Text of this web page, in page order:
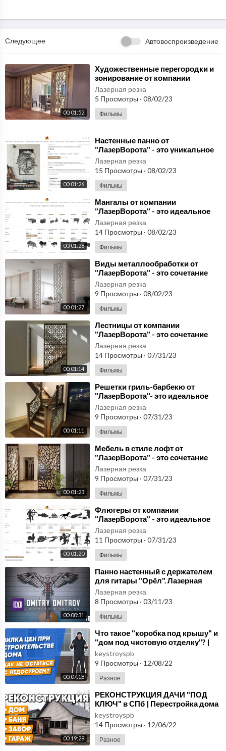
Ещё больше видео в Telegram: https://t.me/joinchat/AAAAAFS
LtWuTV76PCkFUsQ
Следующее Автовоспроизведение
00:01:52
⁣Художественные перегородки и
зонирование от компании
"ЛазерВорота" - это идеальное
решение
Лазерная резка
5 Просмотры · 08/02/23
Фильмы
00:01:26
⁣Настенные панно от
"ЛазерВорота" - это уникальное
сочетание искусства и
современных технол
Лазерная резка
15 Просмотры · 08/02/23
Фильмы
00:01:26
⁣Мангалы от компании
"ЛазерВорота" - это идеальное
решение для любителей отдыха
на свежем в
Лазерная резка
14 Просмотры · 08/02/23
Фильмы
00:01:27
⁣Виды металлообработки от
"ЛазерВорота" - это сочетание
современных технологий и
высокого к
Лазерная резка
9 Просмотры · 08/02/23
Фильмы
00:01:14
⁣Лестницы от компании
"ЛазерВорота" - это сочетание
функциональности, прочности и
эстетики.
Лазерная резка
14 Просмотры · 07/31/23
Фильмы
00:01:11
⁣Решетки гриль-барбекю от
"ЛазерВорота"- это идеальное
решение для любителей отдыха
на свеж
Лазерная резка
9 Просмотры · 07/31/23
Фильмы
00:01:23
⁣Мебель в стиле лофт от
"ЛазерВорота" - это сочетание
современных технологий и
уникального
Лазерная резка
9 Просмотры · 07/31/23
Фильмы
00:01:20
⁣Флюгеры от компании
"ЛазерВорота" - это идеальное
решение для тех, кто хочет
добавить уник
Лазерная резка
11 Просмотры · 07/31/23
Фильмы
00:00:31
⁣Панно настенный с держателем
для гитары "Орёл". Лазерная
резка металла
Лазерная резка
8 Просмотры · 03/11/23
Фильмы
00:07:18
⁣Что такое "коробка под крышу" и
"дом под чистовую отделку"? |
Расчет стоимости с
keystroyspb
9 Просмотры · 12/08/22
Разное
00:19:29
⁣РЕКОНСТРУКЦИЯ ДАЧИ "ПОД
КЛЮЧ" в СПб | Перестройка дома
и ремонт бани | Реконструкция
старо
keystroyspb
14 Просмотры · 12/06/22
Разное